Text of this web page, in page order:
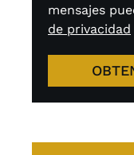
mensajes
de privacidad